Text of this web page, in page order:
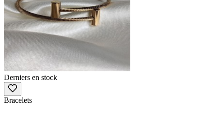
Derniers en stock
Bracelets